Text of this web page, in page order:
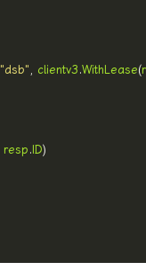
"dsb" , clientv3 .WithLease(
resp . ID